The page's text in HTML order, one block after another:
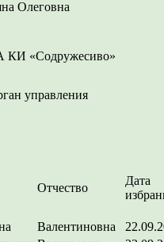
Олеговна
КИ «Содружесиво»
управления
Отчество
Дата
Валентиновна